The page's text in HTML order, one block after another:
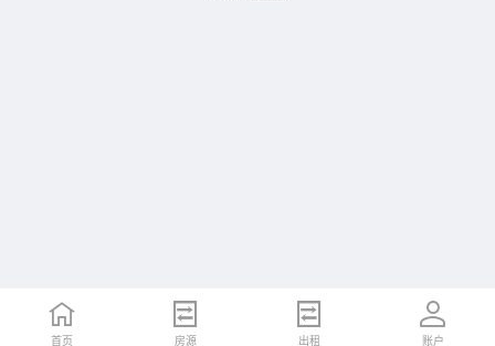
首页 房源 出租 账户